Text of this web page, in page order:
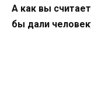
А как вы
бы дали